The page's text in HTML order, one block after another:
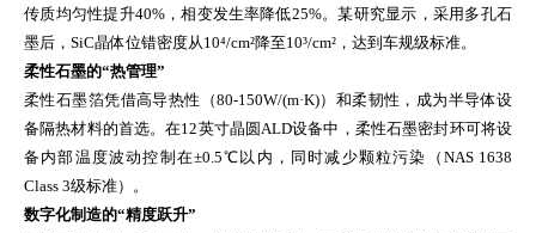
传质均匀性提升40%，相变发生率降低25%。某研究显示，采用多孔石
墨后，SiC晶体位错密度从10⁴/cm²降至10³/cm²，达到车规级标准。
柔性石墨的“热管理”
柔性石墨箔凭借高导热性（80-150W/(m·K)）和柔韧性，成为半导体设
备隔热材料的首选。在12英寸晶圆ALD设备中，柔性石墨密封环可将设
备内部温度波动控制在±0.5℃以内，同时减少颗粒污染（NAS 1638
Class 3级标准）。
数字化制造的“精度跃升”